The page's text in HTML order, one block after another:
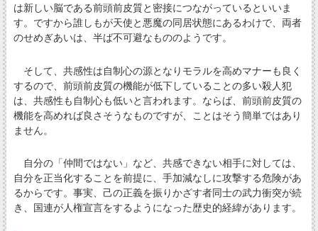
は新しい脳である前頭前皮質と密接につながっているといいま
す。ですから誰しもが天使と悪魔の同居状態にあるわけで、両者
のせめぎあいは、半ば不可避なもののようです。
そして、共感性は自制心の源となりモラルを高めマナーも良く
するので、前頭前皮質の機能が低下していることの多い殺人犯
は、共感性も自制心も低いと言われます。ならば、前頭前皮質の
機能を高めれば良さそうなものですが、ことはそう簡単ではあり
ません。
自分の「仲間ではない」など、共感できない相手に対しては、
自分を正当化することを前提に、手加減なしに攻撃する危険があ
るからです。事実、己の正義を振りかざす者同士の武力衝突が続
き、国連が人権宣言をするようになった歴史的経緯があります。